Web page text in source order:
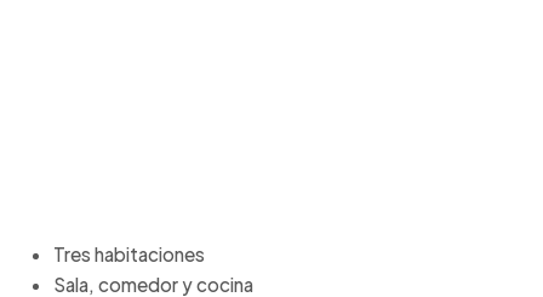
Tres habitaciones
Sala, comedor y cocina